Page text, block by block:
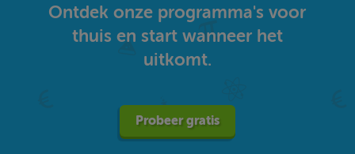
Ontdek onze programma's voor
thuis en start wanneer het
uitkomt.
Probeer gratis